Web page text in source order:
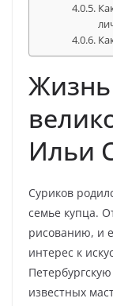
Жизнь
Ильи
Суриков
семье купца.
рисованию, и
интерес к
известных